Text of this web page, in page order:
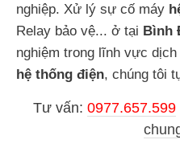
nghiệp. Xử lý sự cố máy
Relay bảo vệ... ở tại Bình
nghiệm trong lĩnh vực
hệ thống điện, chúng tôi
Tư vấn: 0977.657.599